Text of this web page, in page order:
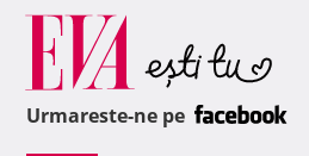
Urmareste-ne pe